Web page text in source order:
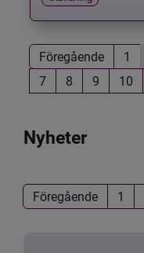
Föregående 1
7
8 9 10
Nyheter
Föregående 1